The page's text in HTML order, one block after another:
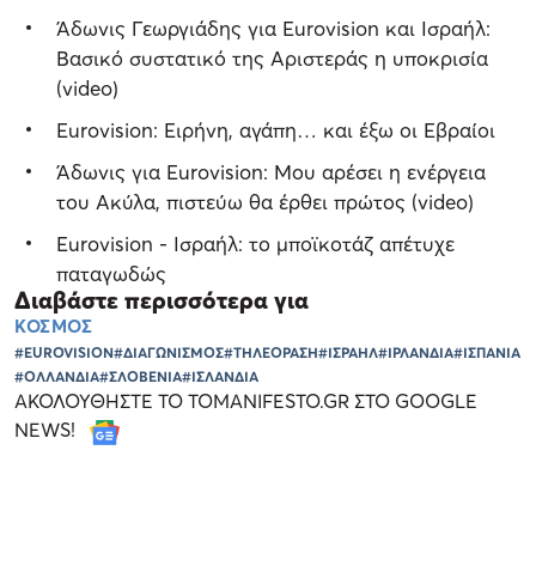
Άδωνις Γεωργιάδης για Eurovision και Ισραήλ:
Βασικό συστατικό της Αριστεράς η υποκρισία
(video)
Eurovision: Ειρήνη, αγάπη… και έξω οι Εβραίοι
Άδωνις για Eurovision: Μου αρέσει η ενέργεια
του Ακύλα, πιστεύω θα έρθει πρώτος (video)
Eurovision - Ισραήλ: το μποϊκοτάζ απέτυχε
παταγωδώς
Διαβάστε περισσότερα για
ΚΟΣΜΟΣ
#EUROVISION#ΔΙΑΓΩΝΙΣΜΟΣ#ΤΗΛΕΟΡΑΣΗ#ΙΣΡΑΗΛ#ΙΡΛΑΝΔΙΑ#ΙΣΠΑΝΙΑ
#ΟΛΛΑΝΔΙΑ#ΣΛΟΒΕΝΙΑ#ΙΣΛΑΝΔΙΑ
ΑΚΟΛΟΥΘΗΣΤΕ ΤΟ TOMANIFESTO.GR ΣΤΟ GOOGLE
NEWS!